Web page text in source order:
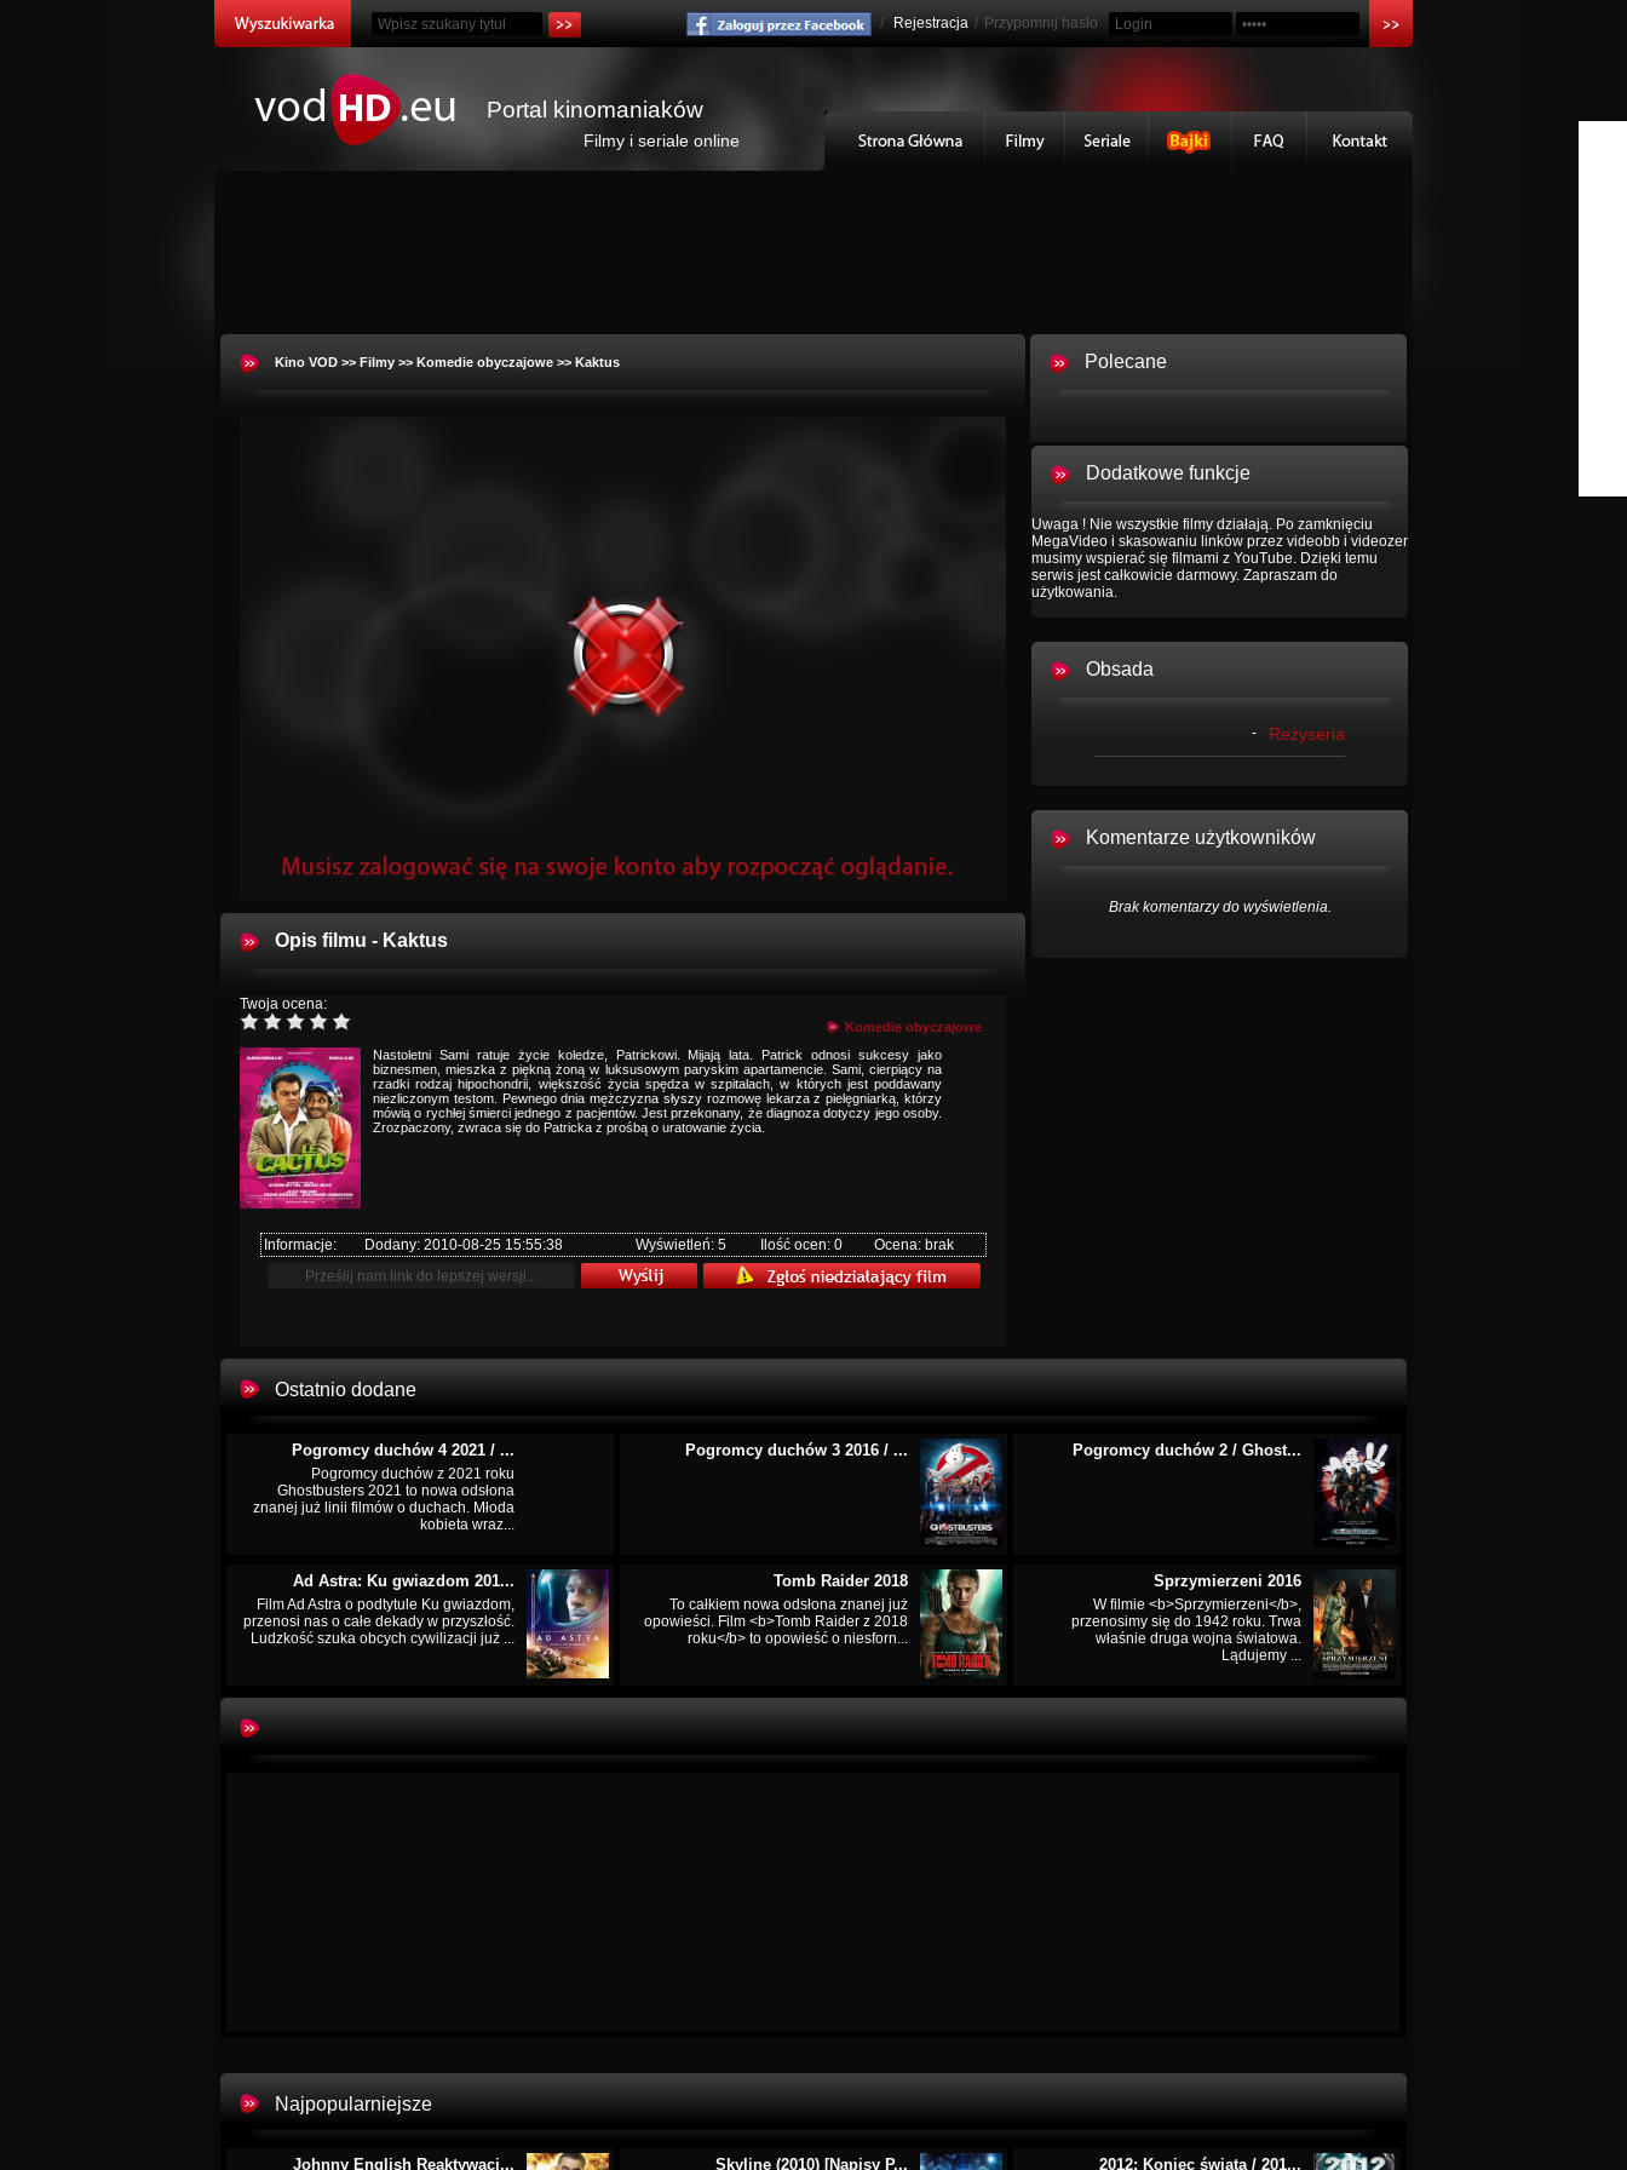
/ Rejestracja / Przypomnij hasło
Portal kinomaniaków
Filmy i seriale online
Kino VOD >> Filmy >> Komedie obyczajowe >> Kaktus
Opis filmu - Kaktus
Twoja ocena:
Komedie obyczajowe
Nastoletni Sami ratuje życie koledze, Patrickowi. Mijają lata. Patrick odnosi sukcesy jako
biznesmen, mieszka z piękną żoną w luksusowym paryskim apartamencie. Sami, cierpiący na
rzadki rodzaj hipochondrii, większość życia spędza w szpitalach, w których jest poddawany
niezliczonym testom. Pewnego dnia mężczyzna słyszy rozmowę lekarza z pielęgniarką, którzy
mówią o rychłej śmierci jednego z pacjentów. Jest przekonany, że diagnoza dotyczy jego osoby.
Zrozpaczony, zwraca się do Patricka z prośbą o uratowanie życia.
Informacje: Dodany: 2010-08-25 15:55:38 Wyświetleń: 5 Ilość ocen: 0 Ocena: brak
Polecane
Dodatkowe funkcje
Uwaga ! Nie wszystkie filmy działają. Po zamknięciu
MegaVideo i skasowaniu linków przez videobb i videozer
musimy wspierać się filmami z YouTube. Dzięki temu
serwis jest całkowicie darmowy. Zapraszam do
użytkowania.
Obsada
- Reżyseria
Komentarze użytkowników
Brak komentarzy do wyświetlenia.
Ostatnio dodane
Pogromcy duchów 4 2021 / ...
Pogromcy duchów z 2021 roku
Ghostbusters 2021 to nowa odsłona
znanej już linii filmów o duchach. Młoda
kobieta wraz...
Pogromcy duchów 3 2016 / ... Pogromcy duchów 2 / Ghost...
Ad Astra: Ku gwiazdom 201...
Film Ad Astra o podtytule Ku gwiazdom,
przenosi nas o całe dekady w przyszłość.
Ludzkość szuka obcych cywilizacji już ...
Tomb Raider 2018
To całkiem nowa odsłona znanej już
opowieści. Film <b>Tomb Raider z 2018
roku</b> to opowieść o niesforn...
Sprzymierzeni 2016
W filmie <b>Sprzymierzeni</b>,
przenosimy się do 1942 roku. Trwa
właśnie druga wojna światowa.
Lądujemy ...
Najpopularniejsze
Johnny English Reaktywacj... Skyline (2010) [Napisy P... 2012: Koniec świata / 201...